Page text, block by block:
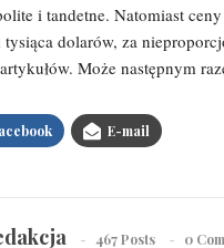
i tandetne. Natomiast
tysiąca dolarów, za
Może następnym
E-mail
467 Posts 0